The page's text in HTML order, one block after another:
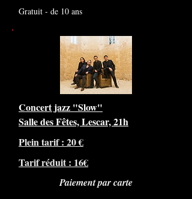
Gratuit - de 10 ans
Concert jazz "Slow"
Salle des Fêtes, Lescar, 21h
Plein tarif : 20 €
Tarif réduit : 16€
Paiement par carte